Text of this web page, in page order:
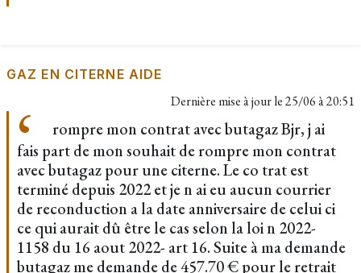
GAZ EN CITERNE AIDE
Dernière mise à jour le25/06 à 20:51
rompre mon contrat avec butagaz Bjr, j ai
fais part de mon souhait de rompre mon contrat
avec butagaz pour une citerne. Le co trat est
terminé depuis 2022 et je n ai eu aucun courrier
de reconduction a la date anniversaire de celui ci
ce qui aurait dû être le cas selon la loi n 2022-
1158 du 16 aout 2022- art 16. Suite à ma demande
butagaz me demande de 457.70 € pour le retrait